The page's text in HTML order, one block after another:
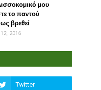
μου
το παντού
βρεθεί
2016